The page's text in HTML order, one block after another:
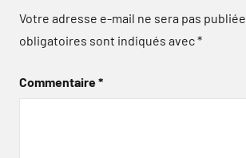
Votre adresse e-mail ne sera pas publiée.
obligatoires sont indiqués avec*
Commentaire*